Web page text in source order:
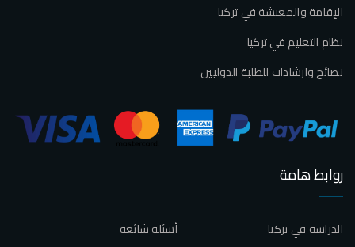
الإقامة والمعيشة في تركيا
نظام التعليم في تركيا
نصائح وارشادات للطلبة الدوليين
روابط هامة
أسئلة شائعة
الدراسة في تركيا